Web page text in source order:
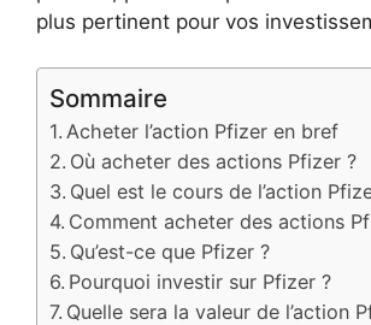
plus pertinent pour vos
Sommaire
Acheter l’action Pfizer en bref
Où acheter des actions Pfizer ?
Quel est le cours de l’action
Comment acheter des actions
Qu’est-ce que Pfizer ?
Pourquoi investir sur Pfizer ?
Quelle sera la valeur de l’action